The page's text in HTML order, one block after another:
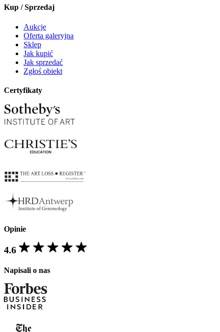
Kup / Sprzedaj
Aukcje
Oferta galeryjna
Sklep
Jak kupić
Jak sprzedać
Zgłoś obiekt
Certyfikaty
Opinie
4.6
Napisali o nas